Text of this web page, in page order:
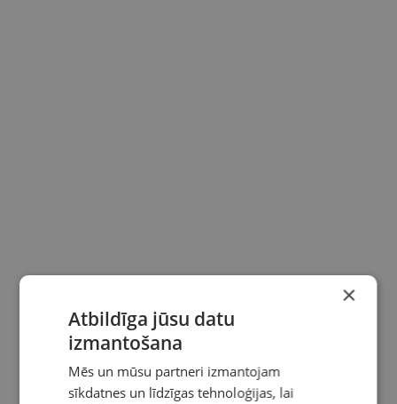
×
Atbildīga jūsu datu
izmantošana
Mēs un mūsu partneri izmantojam
sīkdatnes un līdzīgas tehnoloģijas, lai